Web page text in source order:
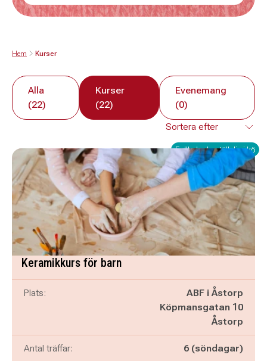
Hem Kurser
Alla
(22)
Kurser
(22)
Evenemang
(0)
Fullbokad - ställ dig i kö
Keramikkurs för barn
Plats:
ABF i Åstorp
Köpmansgatan 10
Åstorp
Antal träffar: 6 (söndagar)